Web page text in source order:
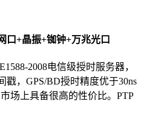
口+晶振+铷钟+万兆光口
2008电信级授时服务器，
，GPS/BD授时精度优于30ns
场上具备很高的性价比。PTP